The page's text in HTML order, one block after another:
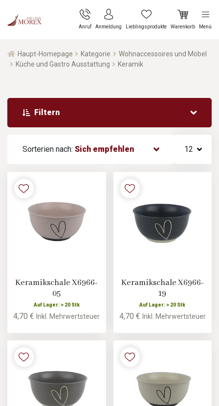
Anruf Anmeldung Lieblingsprodukte Warenkorb Menü
Haupt-Homepage Kategorie
Wohnaccessoires und Möbel
Küche und Gastro Ausstattung
Keramik
Sorterien nach: Sich empfehlen 12
Filtern
Keramikschale X6966-
05
Auf Lager: > 20 Stk
4,70 €Inkl. Mehrwertsteuer
Keramikschale X6966-
19
Auf Lager: > 20 Stk
4,70 € Inkl. Mehrwertsteuer